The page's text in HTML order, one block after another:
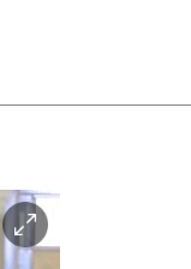
이
미